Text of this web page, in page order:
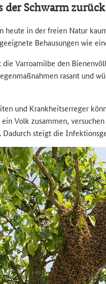
der Schwarm
heute in der freien Natur
Behausungen wie
Varroamilbe den
rasant und
und Krankheitserreger
Volk zusammen,
steigt die